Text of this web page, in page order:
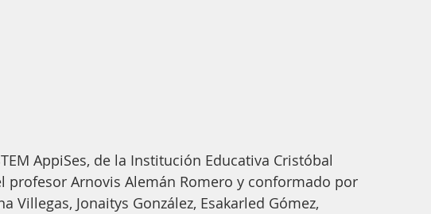
AppiSes, de la Institución Educativa Cristóbal
profesor Arnovis Alemán Romero y conformado por
Villegas, Jonaitys González, Esakarled Gómez,